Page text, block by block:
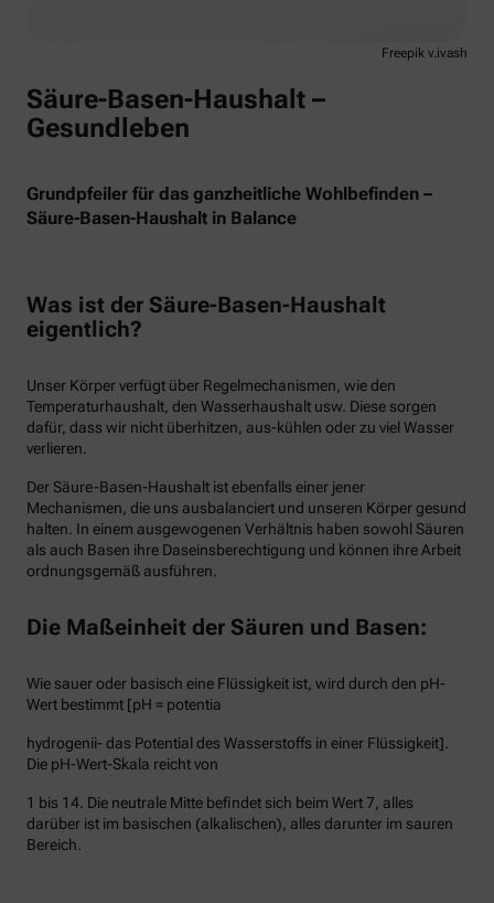
Freepik v.ivash
Säure-Basen-Haushalt –
Gesundleben
Grundpfeiler für das ganzheitliche Wohlbefinden –
Säure-Basen-Haushalt in Balance
Was ist der Säure-Basen-Haushalt
eigentlich?
Unser Körper verfügt über Regelmechanismen, wie den
Temperaturhaushalt, den Wasserhaushalt usw. Diese sorgen
dafür, dass wir nicht überhitzen, aus-kühlen oder zu viel Wasser
verlieren.
Der Säure-Basen-Haushalt ist ebenfalls einer jener
Mechanismen, die uns ausbalanciert und unseren Körper gesund
halten. In einem ausgewogenen Verhältnis haben sowohl Säuren
als auch Basen ihre Daseinsberechtigung und können ihre Arbeit
ordnungsgemäß ausführen.
Die Maßeinheit der Säuren und Basen:
Wie sauer oder basisch eine Flüssigkeit ist, wird durch den pH-
Wert bestimmt [pH = potentia
hydrogenii- das Potential des Wasserstoffs in einer Flüssigkeit].
Die pH-Wert-Skala reicht von
1 bis 14. Die neutrale Mitte befindet sich beim Wert 7, alles
darüber ist im basischen (alkalischen), alles darunter im sauren
Bereich.